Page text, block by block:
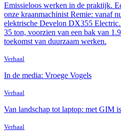
Emissieloos werken in de praktijk.
onze kraanmachinist Remie: vanaf
elektrische Develon DX355
35 ton, voorzien van een bak van
toekomst van duurzaam werken.
Verhaal
In de media: Vroege Vogels
Verhaal
Van landschap tot laptop: met GIM
Verhaal